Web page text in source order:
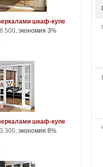
шкаф-купе
500, экономия 3%
шкаф-купе
300, экономия 8%